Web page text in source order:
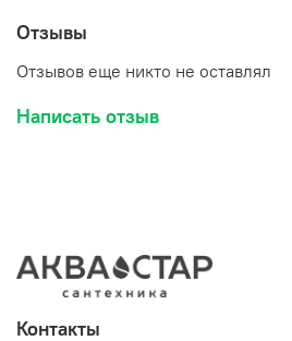
Отзывы
Отзывов еще никто не оставлял
Написать отзыв
Контакты